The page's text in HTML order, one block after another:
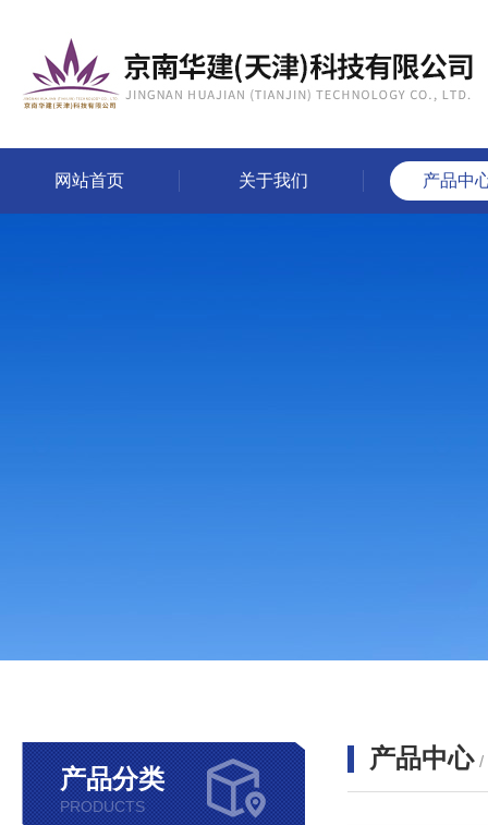
网站首页 关于我们 产品中
产品分类
PRODUCTS
产品中心 /